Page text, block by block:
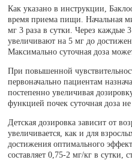
Как указано в инструкции,
время приема пищи. Начальная
мг 3 раза в сутки. Через каждые
увеличивают на 5 мг до
Максимально суточная доза
При повышенной
первоначально пациентам
постепенно увеличивая
функцией почек суточная доза
Детская дозировка зависит от
увеличивается, как и для
достижения оптимального
составляет 0,75-2 мг/кг в сутки,